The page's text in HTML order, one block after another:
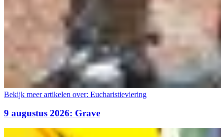
Bekijk meer artikelen over: Eucharistieviering
9 augustus 2026: Grave